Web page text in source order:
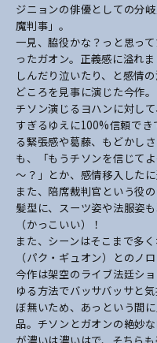
ジニョンの俳優としての分
魔判事」。
一見、脇役かな？っと思っ
ったガオン。 正義感に溢れ
しんだり泣いたり、と感情
どころを見事に演じた今作。
チソン演じるヨハンに対し
すぎるゆえに100%信頼でき
る緊張感や葛藤、もどかし
も、「もうチソンを信じて
～？」とか、感情移入した
また、陪席裁判官という役
髪型に、スーツ姿や法服姿も
（かっこいい）！
また、シーンはそこまで多
（パク・ギュオン）とのノ
今作は架空のライブ法廷シ
ゆる方法でバッサバッサと気
ぼ無いため、あっという間
品。チソンとガオンの絶妙